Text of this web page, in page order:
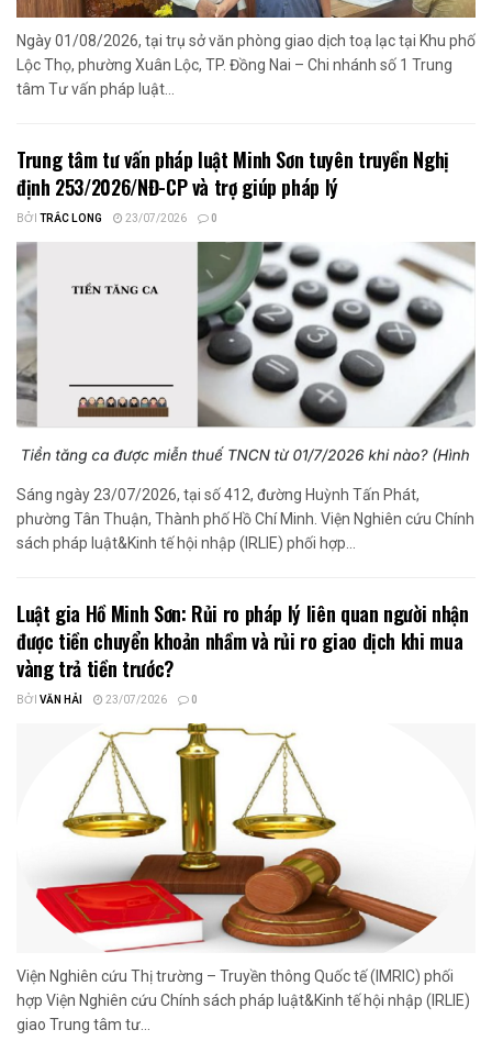
Ngày 01/08/2026, tại trụ sở văn phòng giao dịch toạ lạc tại Khu phố
Lộc Thọ, phường Xuân Lộc, TP. Đồng Nai – Chi nhánh số 1 Trung
tâm Tư vấn pháp luật...
Trung tâm tư vấn pháp luật Minh Sơn tuyên truyền Nghị
định 253/2026/NĐ-CP và trợ giúp pháp lý
BỞI TRẮC LONG 23/07/2026 0
Sáng ngày 23/07/2026, tại số 412, đường Huỳnh Tấn Phát,
phường Tân Thuận, Thành phố Hồ Chí Minh. Viện Nghiên cứu Chính
sách pháp luật&Kinh tế hội nhập (IRLIE) phối hợp...
Luật gia Hồ Minh Sơn: Rủi ro pháp lý liên quan người nhận
được tiền chuyển khoản nhầm và rủi ro giao dịch khi mua
vàng trả tiền trước?
BỞI VĂN HẢI 23/07/2026 0
Viện Nghiên cứu Thị trường – Truyền thông Quốc tế (IMRIC) phối
hợp Viện Nghiên cứu Chính sách pháp luật&Kinh tế hội nhập (IRLIE)
giao Trung tâm tư...